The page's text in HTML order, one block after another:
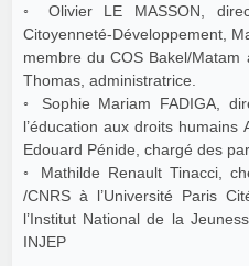
◦ Olivier LE MASSON,
Citoyenneté-Développement,
membre du COS Bakel/
Thomas, administratrice.
◦ Sophie Mariam FADIGA,
l’éducation aux droits
Edouard Pénide, chargé des
◦ Mathilde Renault Tinacci,
/CNRS à l’Université Paris
l’Institut National de la
INJEP